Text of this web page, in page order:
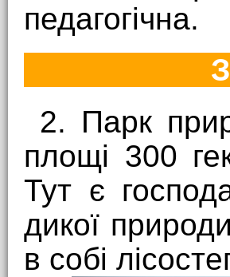
педагогічна.
2. Парк
площі 300
Тут є
дикої
в собі